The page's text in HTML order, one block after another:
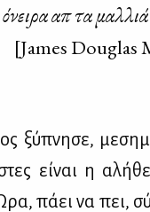
απ᾽ τα
[James Douglas
ξύ­πνη­σε,
εί­ναι η
πά­ει να πει,